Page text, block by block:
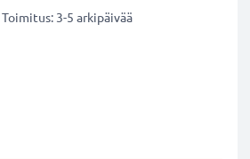
Toimitus: 3-5 arkipäivää